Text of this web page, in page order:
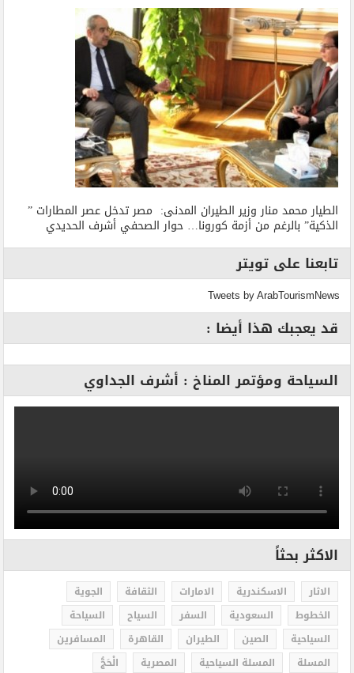
الطيار محمد منار وزير الطيران المدنى: مصر تدخل عصر المطارات ”
الذكية” بالرغم من أزمة كورونا… حوار الصحفي أشرف الحديدي
تابعنا على تويتر
Tweets by ArabTourismNews
قد يعجبك هذا أيضا :
السياحة ومؤتمر المناخ : أشرف الجداوي
الاكثر بحثاً
الاثار الاسكندرية الامارات الثقافة
الجوية
الخطوط
السعودية السفر السياح
السياحة
السياحية
الصين الطيران القاهرة
المسافرين
المسلة
المسلة السياحية المصرية
الْحَجُّ